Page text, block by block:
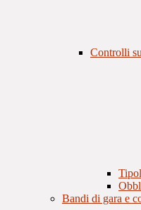
Controlli
Bandi di gara e